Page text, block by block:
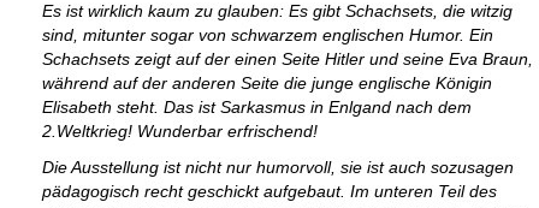
Es ist wirklich kaum zu glauben: Es gibt Schachsets, die witzig
sind, mitunter sogar von schwarzem englischen Humor. Ein
Schachsets zeigt auf der einen Seite Hitler und seine Eva Braun,
während auf der anderen Seite die junge englische Königin
Elisabeth steht. Das ist Sarkasmus in Enlgand nach dem
2.Weltkrieg! Wunderbar erfrischend!
Die Ausstellung ist nicht nur humorvoll, sie ist auch sozusagen
pädagogisch recht geschickt aufgebaut. Im unteren Teil des